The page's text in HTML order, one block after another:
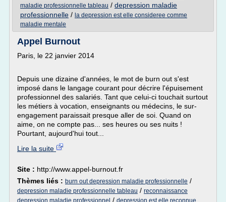
maladie professionnelle tableau / depression maladie
professionnelle / la depression est elle consideree comme
maladie mentale
Appel Burnout
Paris, le 22 janvier 2014
Depuis une dizaine d'années, le mot de burn out s'est
imposé dans le langage courant pour décrire l'épuisement
professionnel des salariés. Tant que celui-ci touchait surtout
les métiers à vocation, enseignants ou médecins, le sur-
engagement paraissait presque aller de soi. Quand on
aime, on ne compte pas... ses heures ou ses nuits !
Pourtant, aujourd'hui tout...
Lire la suite
Site : http://www.appel-burnout.fr
Thèmes liés : burn out depression maladie professionnelle /
depression maladie professionnelle tableau / reconnaissance
depression maladie professionnel / depression est elle reconnue